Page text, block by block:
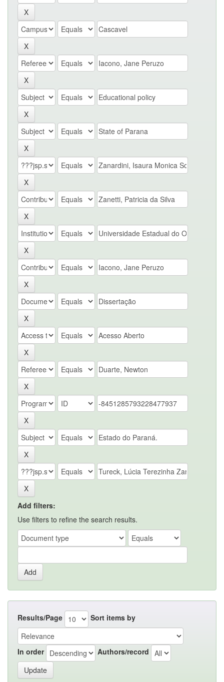
Add filters:
Use filters to refine the search results.
Results/Page Sort items by
In order Authors/record